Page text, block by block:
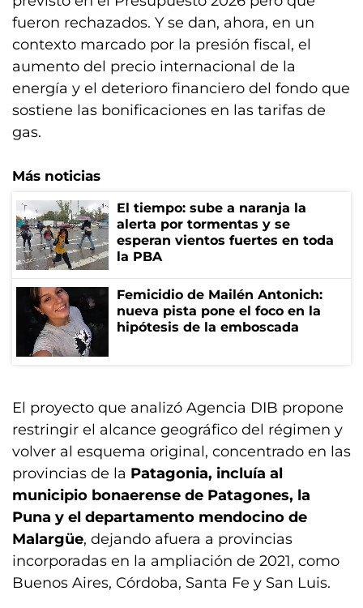
fueron rechazados. Y se dan, ahora, en un
contexto marcado por la presión fiscal, el
aumento del precio internacional de la
energía y el deterioro financiero del fondo que
sostiene las bonificaciones en las tarifas de
gas.
Más noticias
El tiempo: sube a naranja la
alerta por tormentas y se
esperan vientos fuertes en toda
la PBA
Femicidio de Mailén Antonich:
nueva pista pone el foco en la
hipótesis de la emboscada
El proyecto que analizó Agencia DIB propone
restringir el alcance geográfico del régimen y
volver al esquema original, concentrado en las
provincias de la Patagonia, incluía al
municipio bonaerense de Patagones, la
Puna y el departamento mendocino de
Malargüe, dejando afuera a provincias
incorporadas en la ampliación de 2021, como
Buenos Aires, Córdoba, Santa Fe y San Luis.